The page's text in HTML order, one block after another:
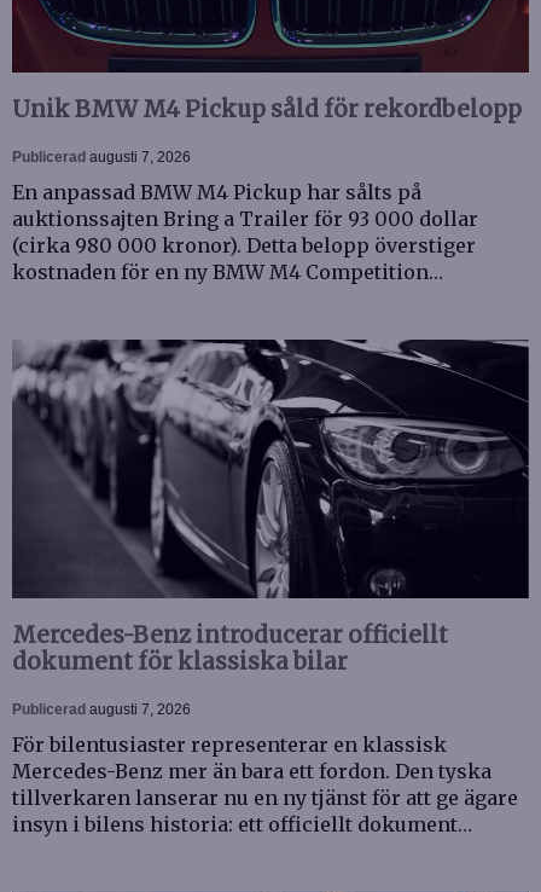
Unik BMW M4 Pickup såld för rekordbelopp
Publicerad augusti 7, 2026
En anpassad BMW M4 Pickup har sålts på
auktionssajten Bring a Trailer för 93 000 dollar
(cirka 980 000 kronor). Detta belopp överstiger
kostnaden för en ny BMW M4 Competition…
Mercedes-Benz introducerar officiellt
dokument för klassiska bilar
Publicerad augusti 7, 2026
För bilentusiaster representerar en klassisk
Mercedes-Benz mer än bara ett fordon. Den tyska
tillverkaren lanserar nu en ny tjänst för att ge ägare
insyn i bilens historia: ett officiellt dokument…